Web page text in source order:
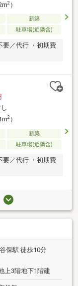
2）
新築
駐車場(近隣含)
要／代行 ・初期費
2）
新築
駐車場(近隣含)
要／代行 ・初期費
保駅 徒歩10分
上3階地下1階建